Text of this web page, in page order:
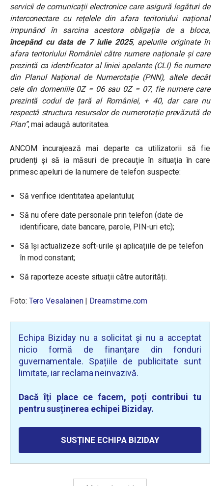
servicii de comunicații electronice care asigură legături de
interconectare cu rețelele din afara teritoriului național
impunând în sarcina acestora obligația de a bloca,
începând cu data de 7 iulie 2025, apelurile originate în
afara teritoriului României către numere naționale și care
prezintă ca identificator al liniei apelante (CLI) fie numere
din Planul Național de Numerotație (PNN), altele decât
cele din domeniile 0Z = 06 sau 0Z = 07, fie numere care
prezintă codul de țară al României, + 40, dar care nu
respectă structura resurselor de numerotație prevăzută de
Plan”, mai adaugă autoritatea.
ANCOM încurajează mai departe ca utilizatorii să fie
prudenți și să ia măsuri de precauție în situația în care
primesc apeluri de la numere de telefon suspecte:
Să verifice identitatea apelantului;
Să nu ofere date personale prin telefon (date de
identificare, date bancare, parole, PIN-uri etc);
Să își actualizeze soft-urile și aplicațiile de pe telefon
în mod constant;
Să raporteze aceste situații către autorități.
Foto: Tero Vesalainen| Dreamstime.com
Echipa Biziday nu a solicitat și nu a acceptat
nicio formă de finanțare din fonduri
guvernamentale. Spațiile de publicitate sunt
limitate, iar reclama neinvazivă.
Dacă îți place ce facem, poți contribui tu
pentru susținerea echipei Biziday.
SUSȚINE ECHIPA BIZIDAY